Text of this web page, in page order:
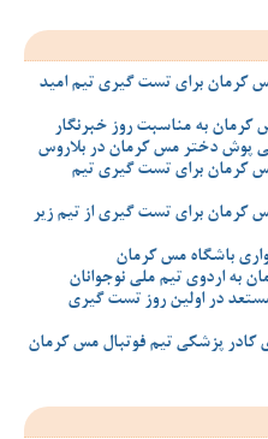
کرمان برای تست گیری تیم امید
کرمان به مناسبت روز خبرنگار
پوش دختر مس کرمان در بلاروس
کرمان برای تست گیری تیم
کرمان برای تست گیری از تیم زیر
باشگاه مس کرمان
به اردوی تیم ملی نوجوانان
در اولین روز تست گیری
کادر پزشکی تیم فوتبال مس کرمان